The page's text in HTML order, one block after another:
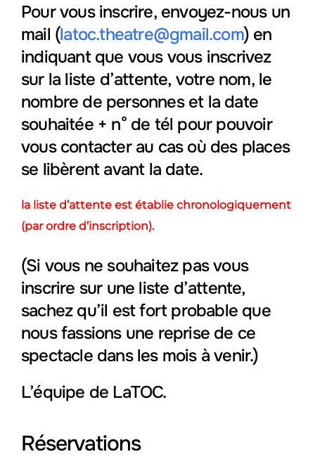
Pour vous inscrire, envoyez-nous un
mail (latoc.theatre@gmail.com) en
indiquant que vous vous inscrivez
sur la liste d’attente, votre nom, le
nombre de personnes et la date
souhaitée + n° de tél pour pouvoir
vous contacter au cas où des places
se libèrent avant la date.
la liste d’attente est établie chronologiquement
(par ordre d’inscription).
(Si vous ne souhaitez pas vous
inscrire sur une liste d’attente,
sachez qu’il est fort probable que
nous fassions une reprise de ce
spectacle dans les mois à venir.)
L’équipe de LaTOC.
Réservations